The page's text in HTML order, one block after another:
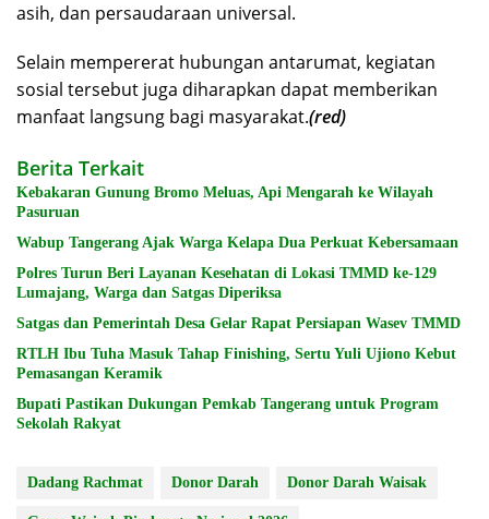
asih, dan persaudaraan universal.
Selain mempererat hubungan antarumat, kegiatan
sosial tersebut juga diharapkan dapat memberikan
manfaat langsung bagi masyarakat.(red)
Berita Terkait
Kebakaran Gunung Bromo Meluas, Api Mengarah ke Wilayah
Pasuruan
Wabup Tangerang Ajak Warga Kelapa Dua Perkuat Kebersamaan
Polres Turun Beri Layanan Kesehatan di Lokasi TMMD ke-129
Lumajang, Warga dan Satgas Diperiksa
Satgas dan Pemerintah Desa Gelar Rapat Persiapan Wasev TMMD
RTLH Ibu Tuha Masuk Tahap Finishing, Sertu Yuli Ujiono Kebut
Pemasangan Keramik
Bupati Pastikan Dukungan Pemkab Tangerang untuk Program
Sekolah Rakyat
Dadang Rachmat Donor Darah Donor Darah Waisak